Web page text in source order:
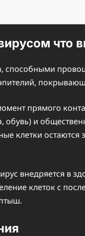
что
способными
прямого
обувь) и
клетки
внедряется в
клеток с